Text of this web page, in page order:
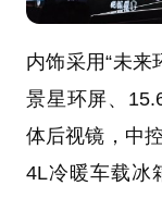
内饰采用“未来
景星环屏、
体后视镜，中
4L冷暖车载冰